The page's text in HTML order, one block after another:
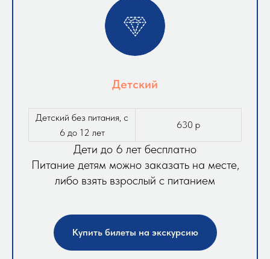
Детский
Детский без питания, с
6 до 12 лет
630 р
Дети до 6 лет бесплатно
Питание детям можно заказать на месте,
либо взять взрослый с питанием
Купить билеты на экскурсию